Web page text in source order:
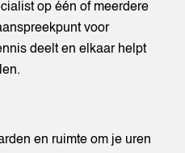
op één of meerdere
voor
deelt en elkaar helpt
en ruimte om je uren